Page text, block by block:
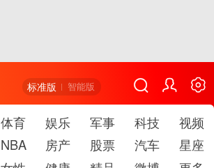
标准版 智能版
体育 娱乐 军事 科技
视频
NBA 房产 股票 汽车
星座